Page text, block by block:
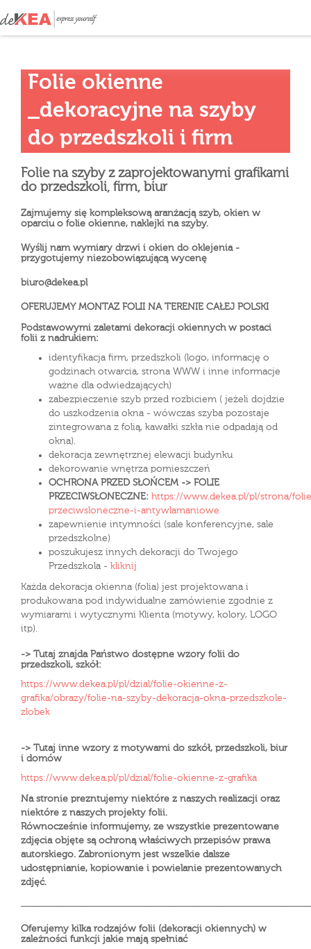
Folie okienne
_dekoracyjne na szyby
do przedszkoli i firm
Folie na szyby z zaprojektowanymi grafikami
do przedszkoli, firm, biur
Zajmujemy się kompleksową aranżacją szyb, okien w
oparciu o folie okienne, naklejki na szyby.
Wyślij nam wymiary drzwi i okien do oklejenia -
przygotujemy niezobowiązującą wycenę
biuro@dekea.pl
OFERUJEMY MONTAZ FOLII NA TERENIE CAŁEJ POLSKI
Podstawowymi zaletami dekoracji okiennych w postaci
folii z nadrukiem:
identyfikacja firm, przedszkoli (logo, informację o
godzinach otwarcia, strona WWW i inne informacje
ważne dla odwiedzających)
zabezpieczenie szyb przed rozbiciem ( jeżeli dojdzie
do uszkodzenia okna - wówczas szyba pozostaje
zintegrowana z folią, kawałki szkła nie odpadają od
okna).
dekoracja zewnętrznej elewacji budynku
dekorowanie wnętrza pomieszczeń
OCHRONA PRZED SŁOŃCEM -> FOLIE
PRZECIWSŁONECZNE: https://www.dekea.pl/pl/strona/
przeciwsloneczne-i-antywlamaniowe
zapewnienie intymności (sale konferencyjne, sale
przedszkolne)
poszukujesz innych dekoracji do Twojego
Przedszkola - kliknij
Każda dekoracja okienna (folia) jest projektowana i
produkowana pod indywidualne zamówienie zgodnie z
wymiarami i wytycznymi Klienta (motywy, kolory, LOGO
itp).
-> Tutaj znajda Państwo dostępne wzory folii do
przedszkoli, szkół:
https://www.dekea.pl/pl/dzial/folie-okienne-z-
grafika/obrazy/folie-na-szyby-dekoracja-okna-przedszkole-
zlobek
-> Tutaj inne wzory z motywami do szkół, przedszkoli, biur
i domów
https://www.dekea.pl/pl/dzial/folie-okienne-z-grafika
Na stronie prezntujemy niektóre z naszych realizacji oraz
niektóre z naszych projekty folii.
Równocześnie informujemy, ze wszystkie prezentowane
zdjęcia objęte są ochroną właściwych przepisów prawa
autorskiego. Zabronionym jest wszelkie dalsze
udostępnianie, kopiowanie i powielanie prezentowanych
zdjęć.
Oferujemy kilka rodzajów folii (dekoracji okiennych) w
zależności funkcji jakie mają spełniać